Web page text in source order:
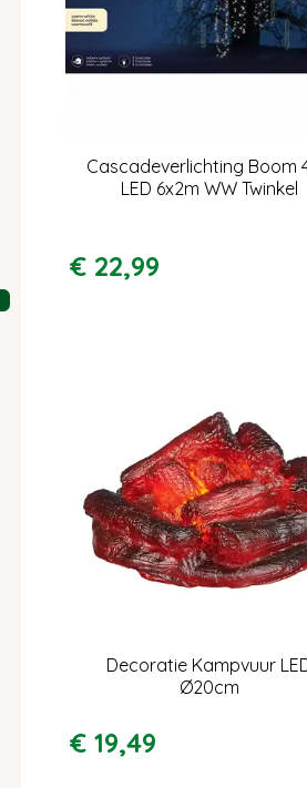
Cascadeverlichting Boom
LED 6x2m WW Twinkel
€ 22,99
Decoratie Kampvuur
Ø20cm
€ 19,49